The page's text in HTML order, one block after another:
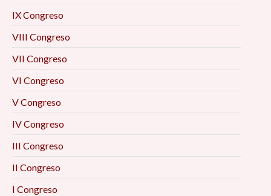
IX Congreso
VIII Congreso
VII Congreso
VI Congreso
V Congreso
IV Congreso
III Congreso
II Congreso
I Congreso